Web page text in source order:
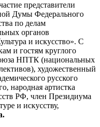
представители
Думы Федерального
по делам
органов
и искусство». С
и гостям круглого
НПТК (национальных
художественный
русского
народная артистка
РФ, член Президиума
и искусству,